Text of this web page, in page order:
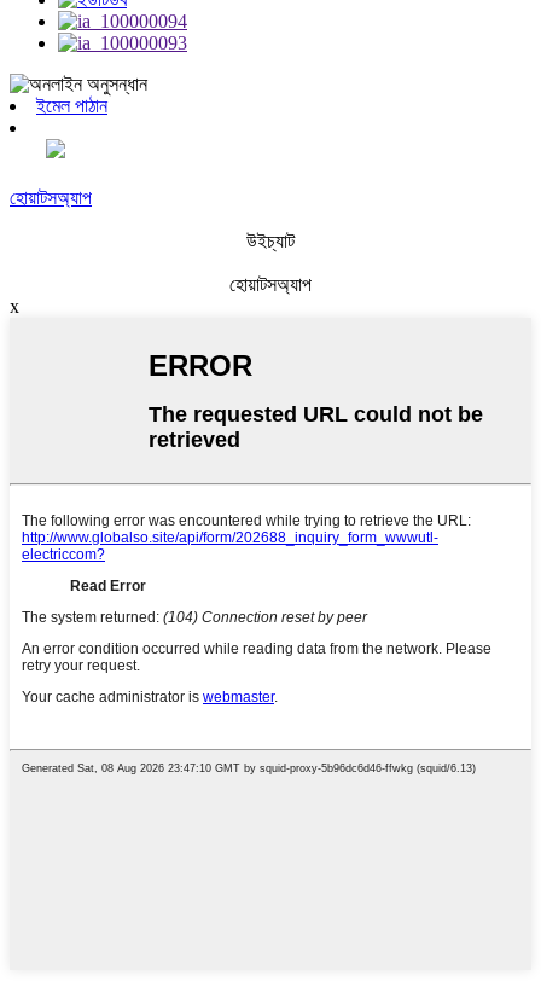
ইমেল পাঠান
হোয়াটসঅ্যাপ
উইচ্যাট
হোয়াটসঅ্যাপ
x